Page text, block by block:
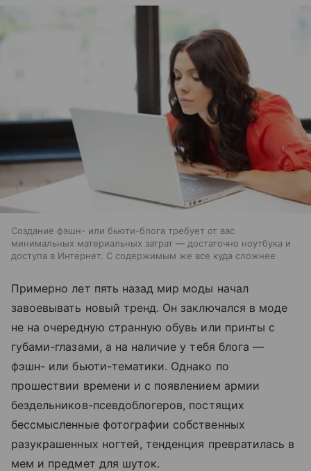
Создание фэшн- или бьюти-блога требует от вас
минимальных материальных затрат — достаточно ноутбука и
доступа в Интернет. С содержимым же все куда сложнее
Примерно лет пять назад мир моды начал
завоевывать новый тренд. Он заключался в моде
не на очередную странную обувь или принты с
губами-глазами, а на наличие у тебя блога —
фэшн- или бьюти-тематики. Однако по
прошествии времени и с появлением армии
бездельников-псевдоблогеров, постящих
бессмысленные фотографии собственных
разукрашенных ногтей, тенденция превратилась в
мем и предмет для шуток.